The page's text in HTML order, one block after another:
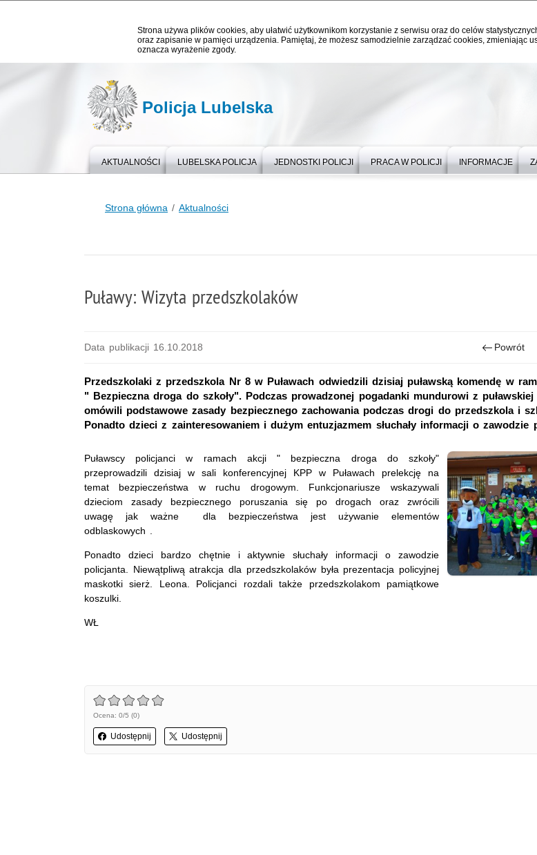
Strona używa plików cookies, aby ułatwić użytkownikom korzystanie z serwisu oraz do celów
oraz zapisanie w pamięci urządzenia. Pamiętaj, że możesz samodzielnie zarządzać cookies, zmieniając
oznacza wyrażenie zgody.
Policja Lubelska
AKTUALNOŚCI LUBELSKA POLICJA JEDNOSTKI POLICJI PRACA W POLICJI INFORMACJE
Strona główna Aktualności
Puławy: Wizyta przedszkolaków
Data publikacji 16.10.2018 Powrót
Przedszkolaki z przedszkola Nr 8 w Puławach odwiedzili dzisiaj puławską komendę w
" Bezpieczna droga do szkoły". Podczas prowadzonej pogadanki mundurowi z
omówili podstawowe zasady bezpiecznego zachowania podczas drogi do przedszkola i
Ponadto dzieci z zainteresowaniem i dużym entuzjazmem słuchały informacji o zawodzie
Puławscy policjanci w ramach akcji " bezpieczna droga do szkoły"
przeprowadzili dzisiaj w sali konferencyjnej KPP w Puławach prelekcję na
temat bezpieczeństwa w ruchu drogowym. Funkcjonariusze wskazywali
dzieciom zasady bezpiecznego poruszania się po drogach oraz zwrócili
uwagę jak ważne dla bezpieczeństwa jest używanie elementów
odblaskowych .
Ponadto dzieci bardzo chętnie i aktywnie słuchały informacji o zawodzie
policjanta. Niewątpliwą atrakcja dla przedszkolaków była prezentacja policyjnej
maskotki sierż. Leona. Policjanci rozdali także przedszkolakom pamiątkowe
koszulki.
WŁ
Ocena: 0/5 (0)
Udostępnij Udostępnij